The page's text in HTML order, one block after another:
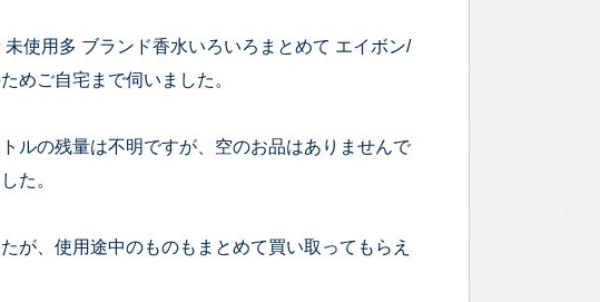
使用多 ブランド香水いろいろまとめて エイボン/
めご自宅まで伺いました。
ルの残量は不明ですが、空のお品はありませんで
た。
が、使用途中のものもまとめて買い取ってもらえ